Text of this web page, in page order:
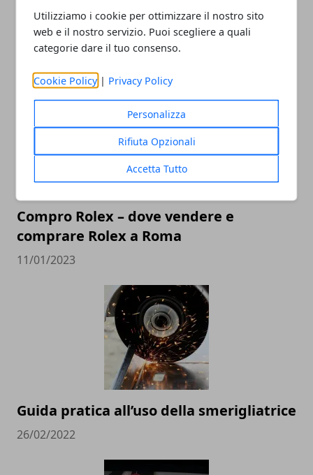
Utilizziamo i cookie per ottimizzare il nostro sito
web e il nostro servizio. Puoi scegliere a quali
categorie dare il tuo consenso.
Cookie Policy | Privacy Policy
Personalizza
Rifiuta Opzionali
Accetta Tutto
Compro Rolex – dove vendere e
comprare Rolex a Roma
11/01/2023
Guida pratica all’uso della smerigliatrice
26/02/2022